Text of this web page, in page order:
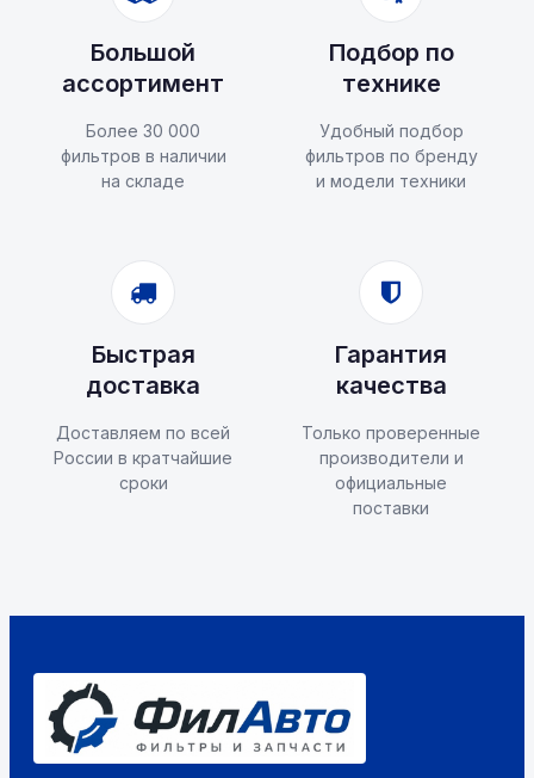
Большой
ассортимент
Более 30 000
фильтров в наличии
на складе
Подбор по
технике
Удобный подбор
фильтров по бренду
и модели техники
Быстрая
доставка
Доставляем по всей
России в кратчайшие
сроки
Гарантия
качества
Только проверенные
производители и
официальные
поставки